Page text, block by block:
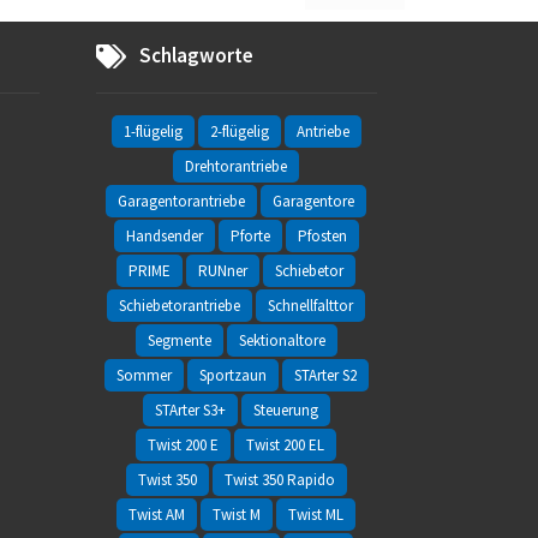
Schlagworte
1-flügelig 2-flügelig
Antriebe
Drehtorantriebe
Garagentorantriebe
Garagentore
Handsender
Pforte
Pfosten
PRIME
RUNner
Schiebetor
Schiebetorantriebe
Schnellfalttor
Segmente
Sektionaltore
Sommer
Sportzaun
STArter S2
STArter S3+
Steuerung
Twist 200 E
Twist 200 EL
Twist 350
Twist 350 Rapido
Twist AM
Twist M Twist ML